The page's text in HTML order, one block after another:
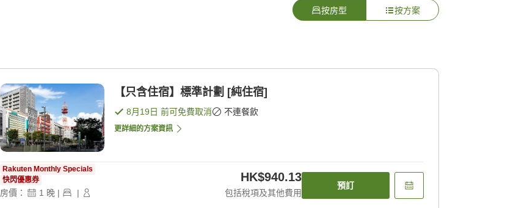
按房型 按方案
【只含住宿】標準計劃 [純住宿]
8月19日 前可免費取消 不連餐飲
更詳細的方案資訊
Rakuten Monthly Specials
快閃優惠券
房價： 1 晚 | |
HK$940.13
包括稅項及其他費用
預訂